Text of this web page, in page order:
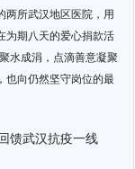
两所武汉地区医院，用
为期八天的爱心捐款活
水成涓，点滴善意凝聚
也向仍然坚守岗位的最